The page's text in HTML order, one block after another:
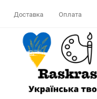
Доставка Оплата